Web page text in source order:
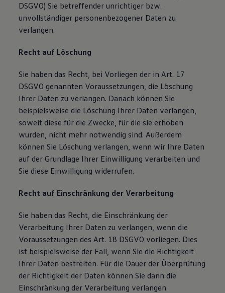
DSGVO) Sie betreffender unrichtiger bzw.
unvollständiger personenbezogener Daten zu
verlangen.
Recht auf Löschung
Sie haben das Recht, bei Vorliegen der in Art. 17
DSGVO genannten Voraussetzungen, die Löschung
Ihrer Daten zu verlangen. Danach können Sie
beispielsweise die Löschung Ihrer Daten verlangen,
soweit diese für die Zwecke, für die sie erhoben
wurden, nicht mehr notwendig sind. Außerdem
können Sie Löschung verlangen, wenn wir Ihre Daten
auf der Grundlage Ihrer Einwilligung verarbeiten und
Sie diese Einwilligung widerrufen.
Recht auf Einschränkung der Verarbeitung
Sie haben das Recht, die Einschränkung der
Verarbeitung Ihrer Daten zu verlangen, wenn die
Voraussetzungen des Art. 18 DSGVO vorliegen. Dies
ist beispielsweise der Fall, wenn Sie die Richtigkeit
Ihrer Daten bestreiten. Für die Dauer der Überprüfung
der Richtigkeit der Daten können Sie dann die
Einschränkung der Verarbeitung verlangen.